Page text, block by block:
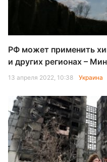
РФ может применить
и других регионах –
13 апреля 2022, 10:38 Украина